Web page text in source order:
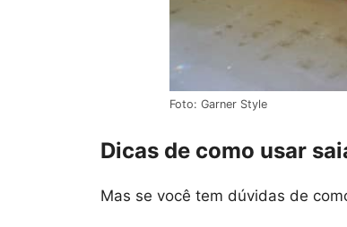
Foto: Garner Style
Dicas de como usar
Mas se você tem dúvidas de